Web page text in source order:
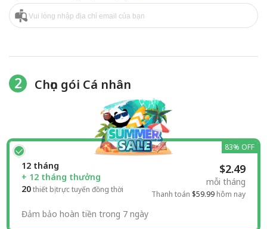
2 Chọn gói Cá nhân
12 tháng
+ 12 tháng thưởng
20thiết bị trực tuyến đồng thời
$2.49
mỗi tháng
Thanh toán $59.99 hôm nay
83% OFF
Đảm bảo hoàn tiền trong 7 ngày